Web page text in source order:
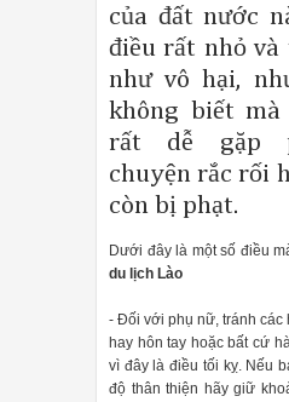
của đất nước
điều rất nhỏ và
như vô hại,
không biết mà
rất dễ gặp
chuyện rắc rối
còn bị phạt.
Dưới đây là một số điều
du lịch Lào
- Đối với phụ nữ, tránh các
hay hôn tay hoặc bất cứ
vì đây là điều tối kỵ. Nếu
độ thân thiện hãy giữ